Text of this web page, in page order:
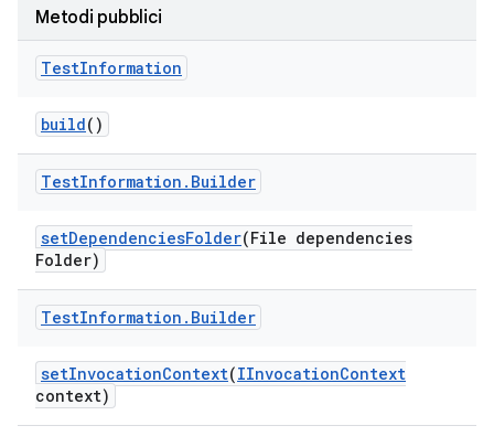
Metodi pubblici
TestInformation
build()
TestInformation . Builder
setDependenciesFolder(File dependencies
Folder)
TestInformation . Builder
setInvocationContext(IInvocationContext
context)